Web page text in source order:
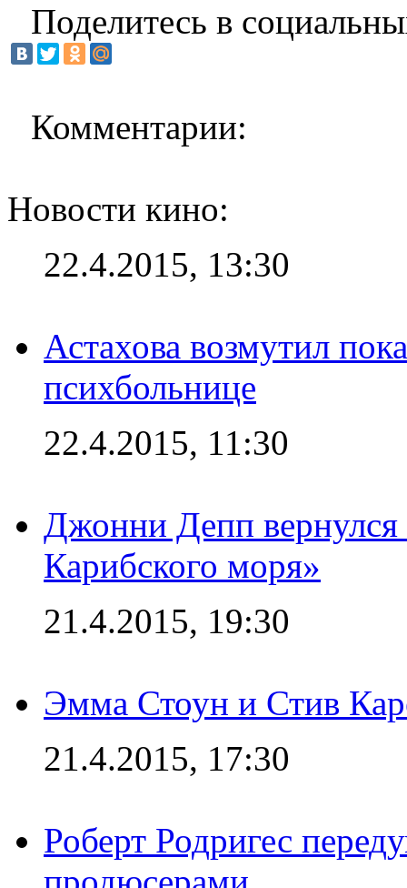
Поделитесь в
Комментарии:
Новости кино:
22.4.2015, 13:30
Астахова возмутил
психбольнице
22.4.2015, 11:30
Джонни Депп
Карибского моря»
21.4.2015, 19:30
Эмма Стоун и Стив
21.4.2015, 17:30
Роберт Родригес